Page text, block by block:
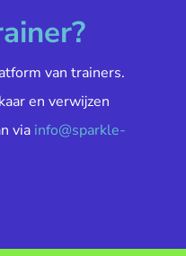
van trainers.
en verwijzen
via info@sparkle-